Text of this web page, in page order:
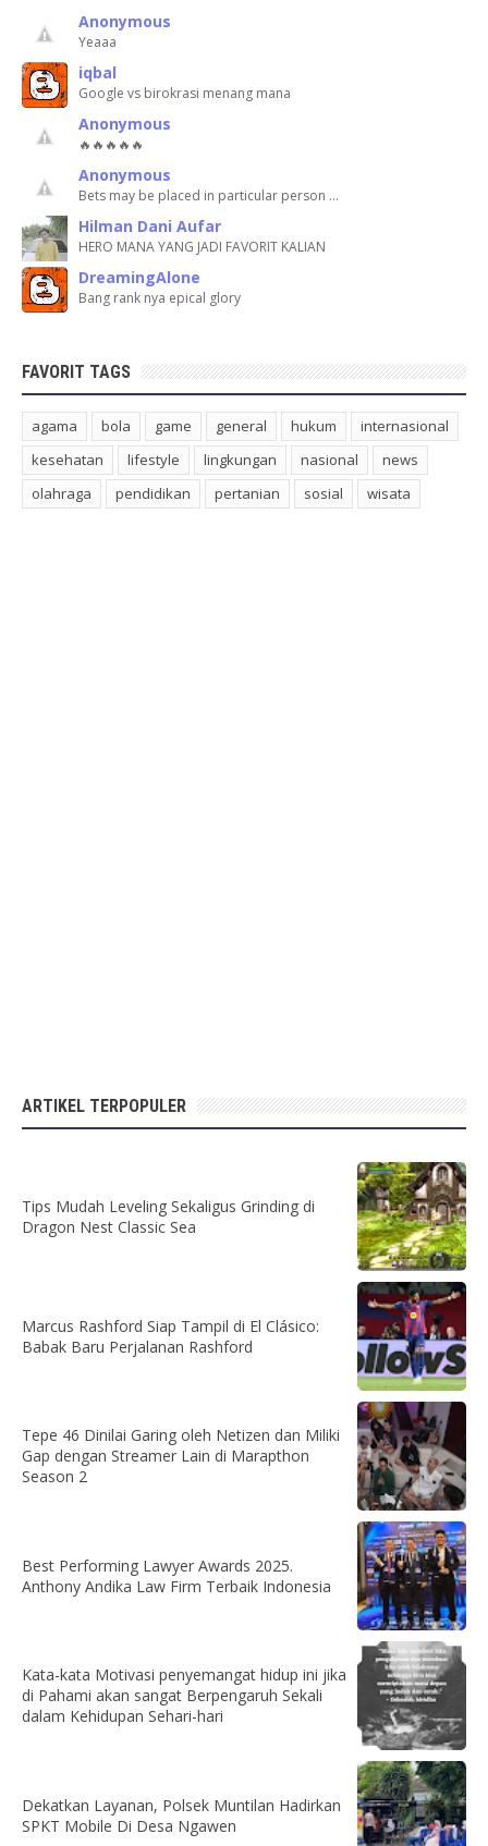
Anonymous
Yeaaa
iqbal
Google vs birokrasi menang mana
Anonymous
🔥🔥🔥🔥🔥
Anonymous
Bets may be placed in particular person …
Hilman Dani Aufar
HERO MANA YANG JADI FAVORIT KALIAN
DreamingAlone
Bang rank nya epical glory
FAVORIT TAGS
agama bola game general hukum
internasional
kesehatan
lifestyle lingkungan nasional
news
olahraga
pendidikan pertanian sosial wisata
ARTIKEL TERPOPULER
Tips Mudah Leveling Sekaligus Grinding di
Dragon Nest Classic Sea
Marcus Rashford Siap Tampil di El Clásico:
Babak Baru Perjalanan Rashford
Tepe 46 Dinilai Garing oleh Netizen dan Miliki
Gap dengan Streamer Lain di Marapthon
Season 2
Best Performing Lawyer Awards 2025.
Anthony Andika Law Firm Terbaik Indonesia
Kata-kata Motivasi penyemangat hidup ini jika
di Pahami akan sangat Berpengaruh Sekali
dalam Kehidupan Sehari-hari
Dekatkan Layanan, Polsek Muntilan Hadirkan
SPKT Mobile Di Desa Ngawen